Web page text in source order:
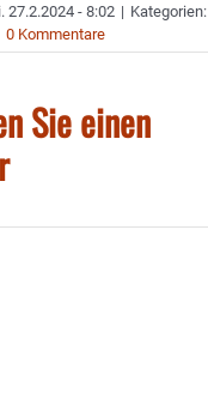
27.2.2024 - 8:02 | Kategorien:
0 Kommentare
Sie einen